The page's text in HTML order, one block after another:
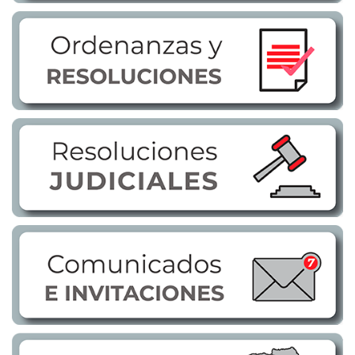
Transparencia
LOTAIP
GAD Macará
2025
2020
2021
2016
2015
2014